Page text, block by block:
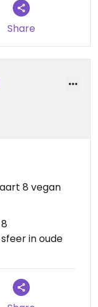
Share
8 vegan
in oude